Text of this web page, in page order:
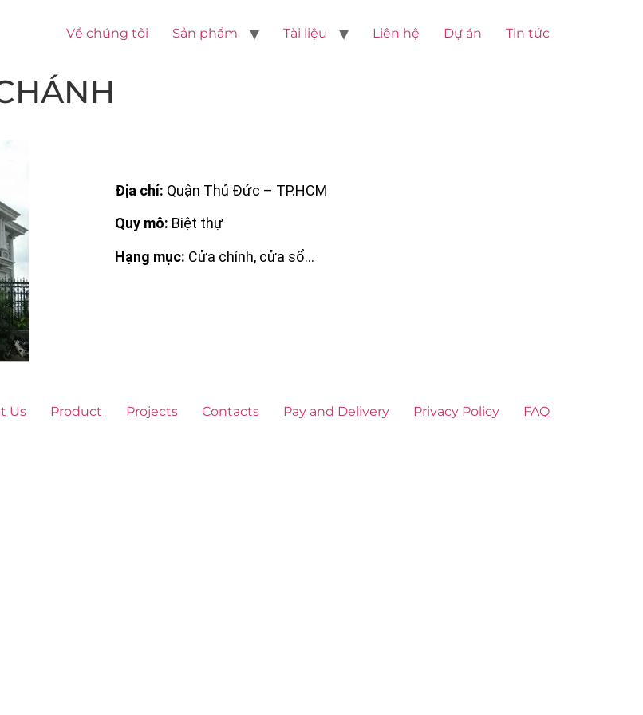
Về chúng tôi Sản phẩm Tài liệu Liên hệ Dự án Tin tức
Địa chỉ: Quận Thủ Đức – TP.HCM
Quy mô: Biệt thự
Hạng mục: Cửa chính, cửa sổ…
Us Product Projects Contacts Pay and Delivery Privacy Policy
FAQ